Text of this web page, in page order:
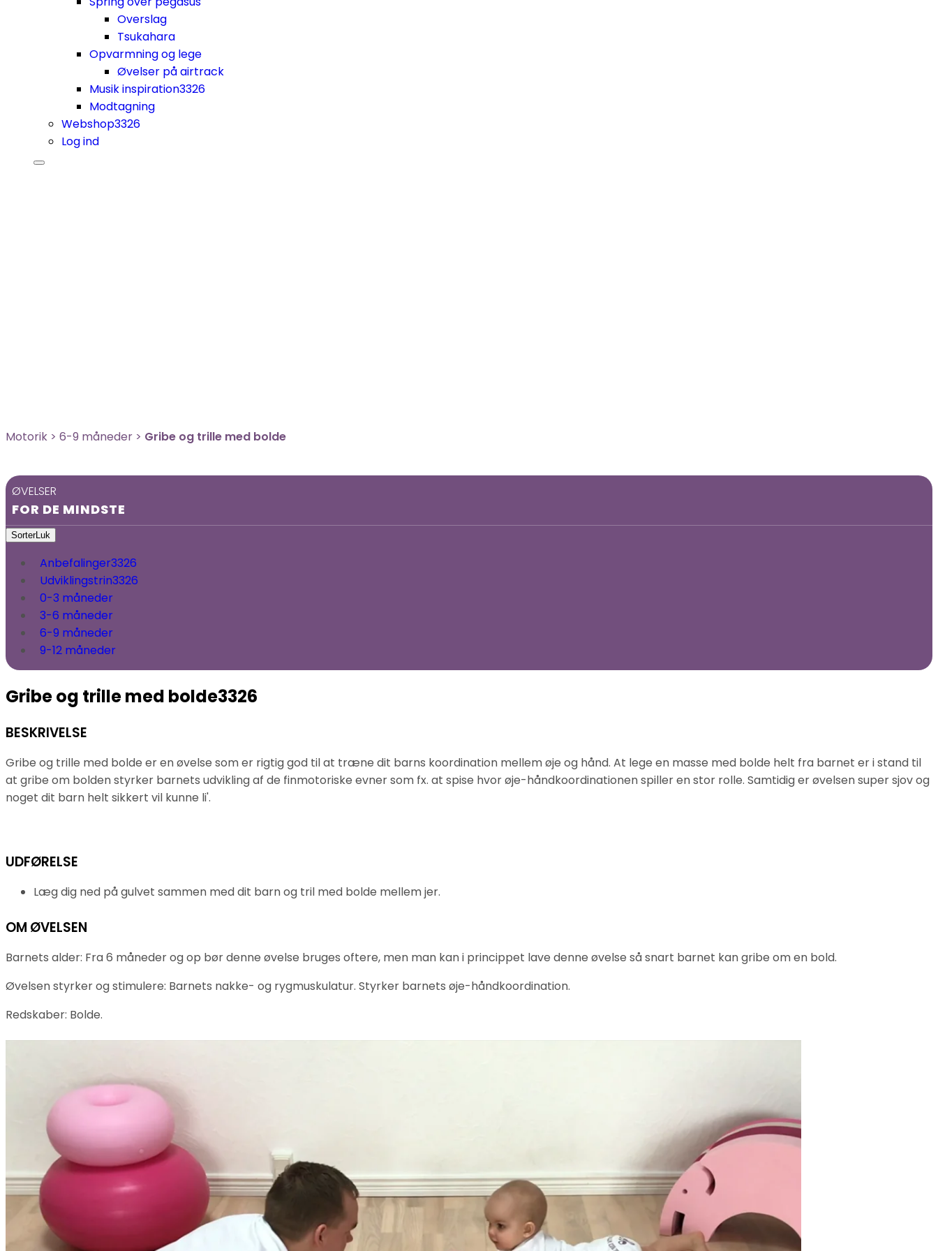
Overslag
Tsukahara
Opvarmning og lege
Øvelser på airtrack
Musik inspiration3326
Modtagning
Webshop3326
Log ind
Motorik > 6-9 måneder > Gribe og trille med bolde
ØVELSER
FOR DE MINDSTE
SorterLuk
Anbefalinger3326
Udviklingstrin3326
0-3 måneder
3-6 måneder
6-9 måneder
9-12 måneder
Gribe og trille med bolde3326
BESKRIVELSE
Gribe og trille med bolde er en øvelse som er rigtig god til at træne dit barns koordination mellem øje og hånd. At lege en masse med bolde helt fra barnet er i stand til
at gribe om bolden styrker barnets udvikling af de finmotoriske evner som fx. at spise hvor øje-håndkoordinationen spiller en stor rolle. Samtidig er øvelsen super sjov og
noget dit barn helt sikkert vil kunne li'.
UDFØRELSE
Læg dig ned på gulvet sammen med dit barn og tril med bolde mellem jer.
OM ØVELSEN
Barnets alder: Fra 6 måneder og op bør denne øvelse bruges oftere, men man kan i princippet lave denne øvelse så snart barnet kan gribe om en bold.
Øvelsen styrker og stimulere: Barnets nakke- og rygmuskulatur. Styrker barnets øje-håndkoordination.
Redskaber: Bolde.